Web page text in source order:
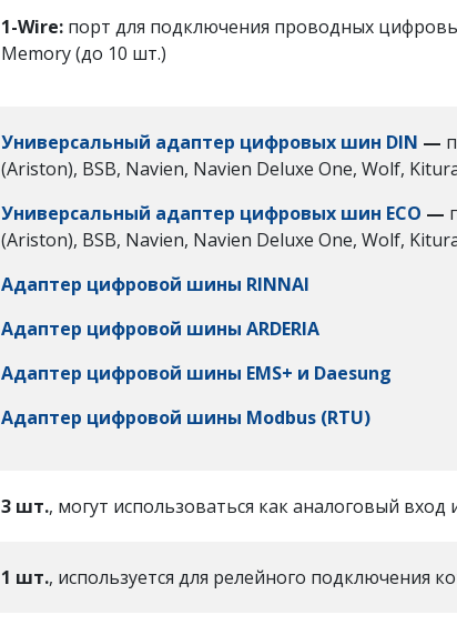
1-Wire: порт для подключения проводных
Memory (до 10 шт.)
Универсальный адаптер цифровых шин DIN —
(Ariston), BSB, Navien, Navien Deluxe One, Wolf,
Универсальный адаптер цифровых шин ECO —
(Ariston), BSB, Navien, Navien Deluxe One, Wolf,
Адаптер цифровой шины RINNAI
Адаптер цифровой шины ARDERIA
Адаптер цифровой шины EMS+ и Daesung
Адаптер цифровой шины Modbus (RTU)
3 шт., могут использоваться как аналоговый
1 шт., используется для релейного подключения